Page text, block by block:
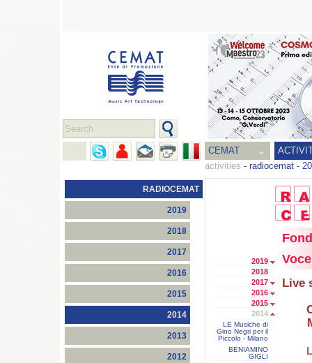
CEMAT
activities - radiocemat -
RADIOCEMAT
2019
2018
2017
2016
2015
2014
2013
2012
2019
2018
2017
2016
2015
2014
LE Musiche di
Gino Negri per il
Piccolo - Milano
BENIAMINO
GIGLI
Live